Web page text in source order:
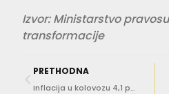
Izvor: Ministarstvo
transformacije
PRETHODNA
Inflacija u kolovozu 4,1 posto